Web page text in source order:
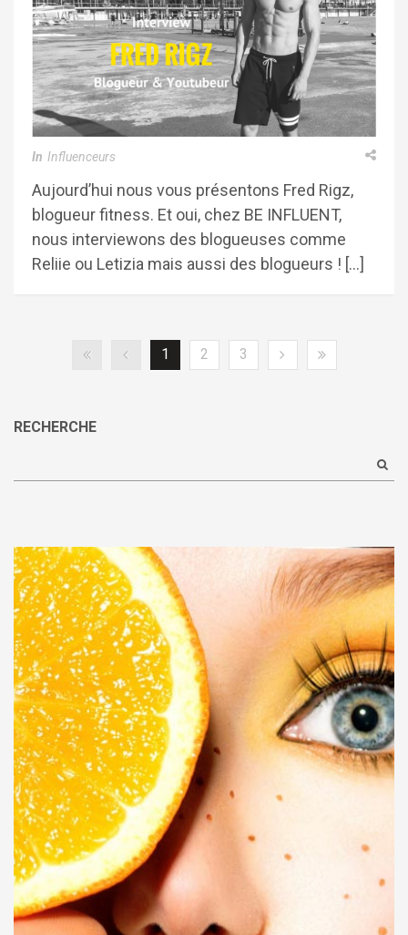
In Influenceurs
Aujourd’hui nous vous présentons Fred Rigz,
blogueur fitness. Et oui, chez BE INFLUENT,
nous interviewons des blogueuses comme
Reliie ou Letizia mais aussi des blogueurs ! […]
1 2 3
RECHERCHE